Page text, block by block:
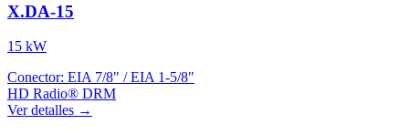
X.DA-15
15 kW
Conector: EIA 7/8" / EIA 1-5/8"
HD Radio® DRM
Ver detalles →